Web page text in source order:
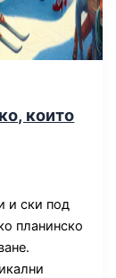
които
и ски под
планинско